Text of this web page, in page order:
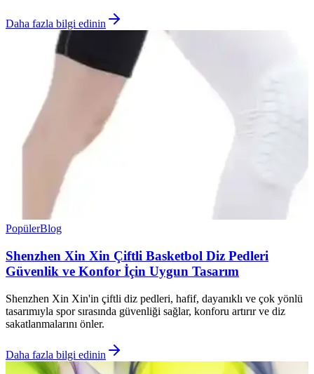
Daha fazla bilgi edinin
PopülerBlog
Shenzhen Xin Xin Çiftli Basketbol Diz Pedleri
Güvenlik ve Konfor İçin Uygun Tasarım
Shenzhen Xin Xin'in çiftli diz pedleri, hafif, dayanıklı ve çok yönlü
tasarımıyla spor sırasında güvenliği sağlar, konforu artırır ve diz
sakatlanmalarını önler.
Daha fazla bilgi edinin